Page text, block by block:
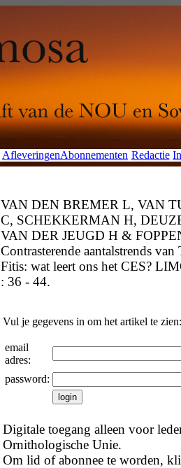
AfleveringenAbonnementen Redactie
VAN DEN BREMER L, VAN
C, SCHEKKERMAN H,
VAN DER JEUGD H &
Contrasterende aantalstrends
Fitis: wat leert ons het CES?
: 36 - 44.
Vul je gegevens in om het artikel te zien:
email
adres:
password:
Digitale toegang alleen voor
Ornithologische Unie.
Om lid of abonnee te worden,